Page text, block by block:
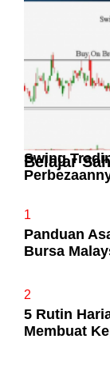
Swing
Belajar
1
Panduan
Bursa
2
5 Rutin
Membuat